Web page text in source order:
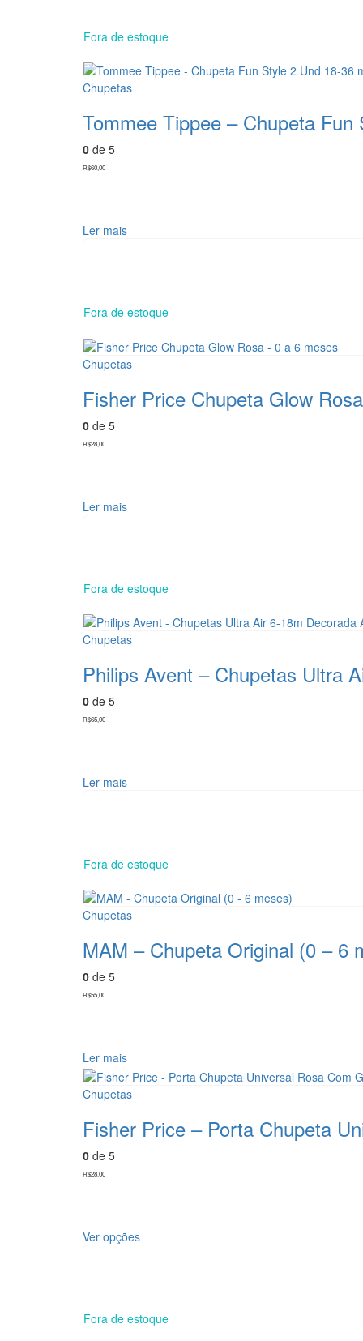
Fora de estoque
Chupetas
Tommee Tippee – Chupeta
0 de 5
R$60,00
Ler mais
Fora de estoque
Chupetas
Fisher Price Chupeta Glow
0 de 5
R$28,00
Ler mais
Fora de estoque
Chupetas
Philips Avent – Chupetas Ultra
0 de 5
R$65,00
Ler mais
Fora de estoque
Chupetas
MAM – Chupeta Original (0 – 6
0 de 5
R$55,00
Ler mais
Chupetas
Fisher Price – Porta Chupeta
0 de 5
R$28,00
Ver opçõesEste
As
Fora de estoque